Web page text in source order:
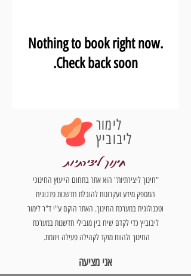
Nothing to book right now.
Check back soon.
לימור
ליבוביץ
חינוך ליצירתיות
"חינוך ליצירתיות" הוא אתר בתחום הייעוץ החינוכי
המספק מידע ועקרונות להובלת חדשנות פדגוגית
וטכנולוגית במערכת החינוך. האתר הוקם ע"י ד"ר לימור
ליבוביץ כדי לקדם שיח בין מובילי חדשנות במערכת
החינוך ולהוות מוקד לקהילה פעילה ויוזמת.
אני מציעה